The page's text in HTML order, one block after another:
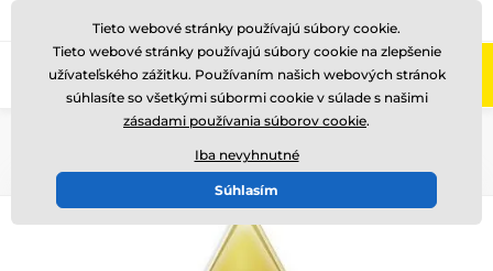
Zavolajte nám (Po-Pi 8-17) +421220255160
Tieto webové stránky používajú súbory cookie.
Tieto webové stránky používajú súbory cookie na zlepšenie
užívateľského zážitku. Používaním našich webových stránok
súhlasíte so všetkými súbormi cookie v súlade s našimi
zásadami používania súborov cookie.
Iba nevyhnutné
Súhlasím